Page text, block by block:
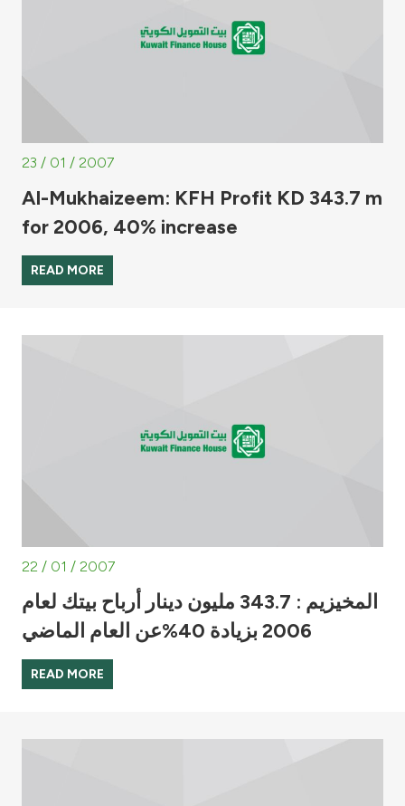
23 / 01 / 2007
Al-Mukhaizeem: KFH Profit KD 343.7 m
for 2006, 40% increase
READ MORE
22 / 01 / 2007
المخيزيم : 343.7 مليون دينار أرباح بيتك لعام
2006 بزيادة 40%عن العام الماضي
READ MORE